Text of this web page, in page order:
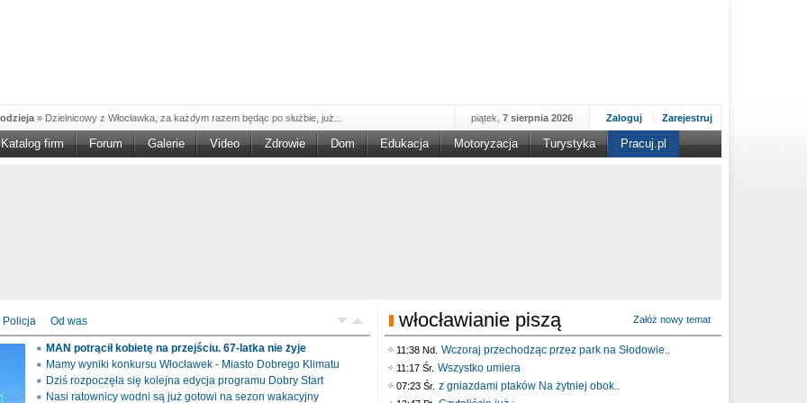
» Dzielnicowy z Włocławka, za każdym razem będąc po służbie, już...
w NGO'»Ruszył nabór w konkursie „Wsparcie Organizacji Wolontariatu w NGO –
» Od czerwca rozpoczął się nowy okres świadczeniowy 800 plus, który
» Policjanci ruchu drogowego przeprowadzili na drogach Włocławka i
Zaloguj Zarejestruj
piątek, 7 sierpnia 2026
Katalog firm Forum Galerie Video Zdrowie Dom Edukacja Motoryzacja Turystyka Pracuj.pl
Policja Od was
MAN potrącił kobietę na przejściu. 67-latka nie żyje
Mamy wyniki konkursu Włocławek - Miasto Dobrego Klimatu
Dziś rozpoczęła się kolejna edycja programu Dobry Start
Nasi ratownicy wodni są już gotowi na sezon wakacyjny
włocławianie piszą Załóż nowy temat
11:38 Nd. Wczoraj przechodząc przez park na Słodowie..
11:17 Śr. Wszystko umiera
07:23 Śr. z gniazdami ptaków Na żytniej obok..